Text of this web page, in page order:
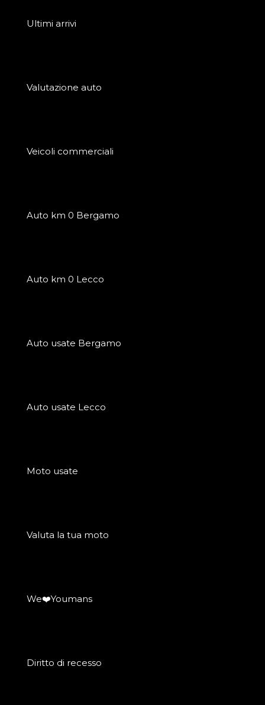
Ultimi arrivi
Valutazione auto
Veicoli commerciali
Auto km 0 Bergamo
Auto km 0 Lecco
Auto usate Bergamo
Auto usate Lecco
Moto usate
Valuta la tua moto
We❤️Youmans
Diritto di recesso